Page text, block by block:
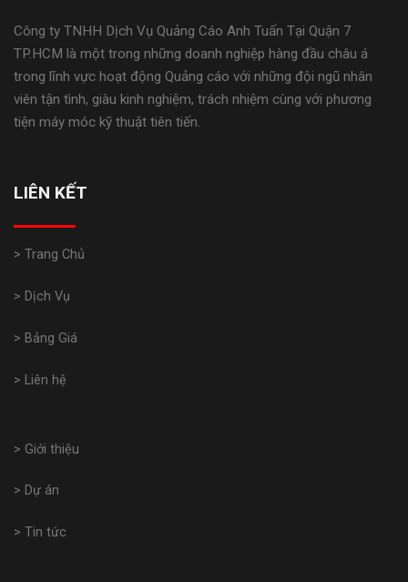
Công ty TNHH Dịch Vụ Quảng Cáo Anh Tuấn Tại Quận 7
TP.HCM là một trong những doanh nghiệp hàng đầu châu á
trong lĩnh vực hoạt động Quảng cáo với những đội ngũ nhân
viên tận tình, giàu kinh nghiệm, trách nhiệm cùng với phương
tiện máy móc kỹ thuật tiên tiến.
LIÊN KẾT
> Trang Chủ
> Dịch Vụ
> Bảng Giá
> Liên hệ
> Giới thiệu
> Dự án
> Tin tức